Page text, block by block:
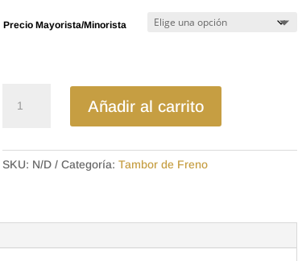
hasta
$33.60
Precio Mayorista/Minorista
FD100
KIA
RIO
POST
Añadir al carrito
SKU: N/D Categoría: Tambor de Freno